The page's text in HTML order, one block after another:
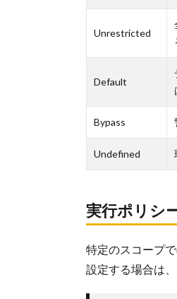
Unrestricted
Default
Bypass
Undefined
実行ポリシ
特定のスコープ
設定する場合は